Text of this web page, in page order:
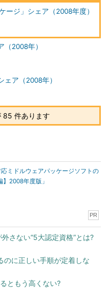
ージ」シェア（2008年度）
（2008年）
ェア（2008年）
85 件あります
ミドルウェアパッケージソフトの
2008年度版」
PR
さない“5大認定資格”とは?
のに正しい手順が定着しな
ともう高くない?